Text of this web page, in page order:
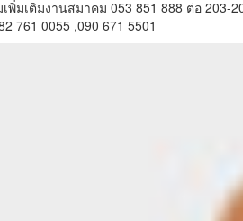
พิ่มเติมงานสมาคม 053 851 888 ต่อ 203-
761 0055 ,090 671 5501